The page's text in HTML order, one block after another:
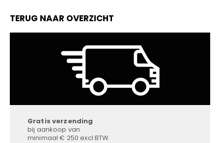
TERUG NAAR OVERZICHT
Gratis verzending
bij aankoop van
minimaal € 250 excl BTW.